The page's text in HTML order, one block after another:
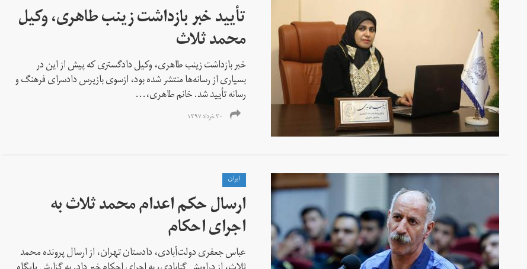
تأیید خبر بازداشت زینب طاهری، وکیل
محمد ثلاث
خبر بازداشت زینب طاهری، وکیل دادگستری که پیش از این در
بسیاری از رسانه‌ها منتشر شده بود، ازسوی بازپرس دادسرای فرهنگ و
رسانه تأیید شد. خانم طاهری،...
۳۰ خرداد ۱۳۹۷
ايران
ارسال حکم اعدام محمد ثلاث به
اجرای احکام
عباس جعفری دولت‌آبادی، دادستان تهران، از ارسال پرونده محمد